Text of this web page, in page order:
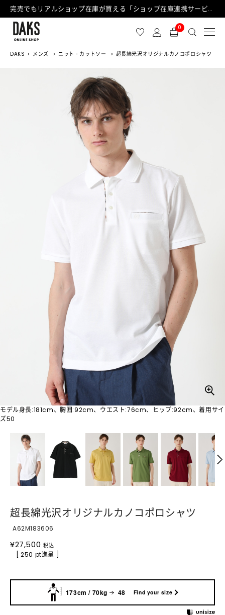
完売でもリアルショップ在庫が買える「ショップ在庫連携サービス」が日中もご利用可能になりました！
0
DAKS メンズ ニット・カットソー 超長綿光沢オリジナルカノコポロシャツ
モデル身長:181cm、胸囲:92cm、ウエスト:76cm、ヒップ:92cm、着用サイ
ズ50
超長綿光沢オリジナルカノコポロシャツ
A62M183606
¥27,500 税込
[ 250 pt進呈 ]
173cm / 70kg 48 Find your size